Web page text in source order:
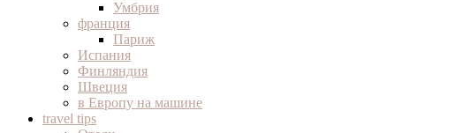
Умбрия
франция
Париж
Испания
Финляндия
Швеция
в Европу на машине
travel tips